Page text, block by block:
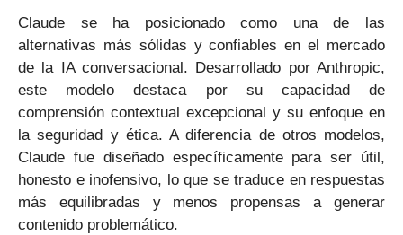
Claude se ha posicionado como una de las
alternativas más sólidas y confiables en el mercado
de la IA conversacional. Desarrollado por Anthropic,
este modelo destaca por su capacidad de
comprensión contextual excepcional y su enfoque en
la seguridad y ética. A diferencia de otros modelos,
Claude fue diseñado específicamente para ser útil,
honesto e inofensivo, lo que se traduce en respuestas
más equilibradas y menos propensas a generar
contenido problemático.